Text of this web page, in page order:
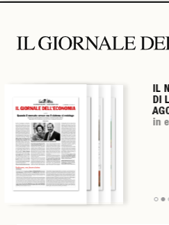
IL
DI
in
IL
DI
in
IL
DI
in
IL
DI
in